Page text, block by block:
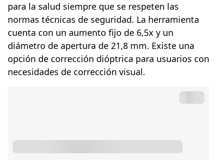
para la salud siempre que se respeten las
normas técnicas de seguridad. La herramienta
cuenta con un aumento fijo de 6,5x y un
diámetro de apertura de 21,8 mm. Existe una
opción de corrección dióptrica para usuarios con
necesidades de corrección visual.